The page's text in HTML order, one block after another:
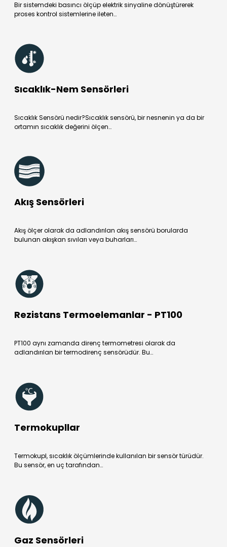
Bir sistemdeki basıncı ölçüp elektrik sinyaline dönüştürerek
proses kontrol sistemlerine ileten…
Sıcaklık-Nem Sensörleri
Sıcaklık Sensörü nedir?Sıcaklık sensörü, bir nesnenin ya da bir
ortamın sıcaklık değerini ölçen…
Akış Sensörleri
Akış ölçer olarak da adlandırılan akış sensörü borularda
bulunan akışkan sıvıları veya buharları…
Rezistans Termoelemanlar - PT100
PT100 aynı zamanda direnç termometresi olarak da
adlandırılan bir termodirenç sensörüdür. Bu…
Termokupllar
Termokupl, sıcaklık ölçümlerinde kullanılan bir sensör türüdür.
Bu sensör, en uç tarafından…
Gaz Sensörleri